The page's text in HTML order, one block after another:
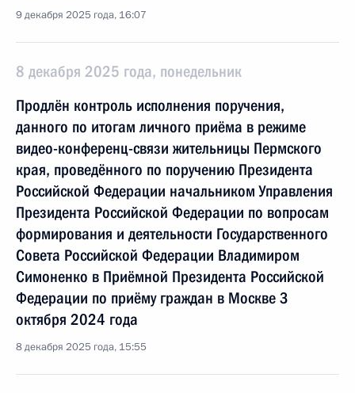
9 декабря 2025 года, 16:07
8 декабря 2025 года, понедельник
Продлён контроль исполнения поручения,
данного по итогам личного приёма в режиме
видео-конференц-связи жительницы Пермского
края, проведённого по поручению Президента
Российской Федерации начальником Управления
Президента Российской Федерации по вопросам
формирования и деятельности Государственного
Совета Российской Федерации Владимиром
Симоненко в Приёмной Президента Российской
Федерации по приёму граждан в Москве 3
октября 2024 года
8 декабря 2025 года, 15:55